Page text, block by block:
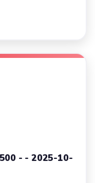
- - 2025-10-